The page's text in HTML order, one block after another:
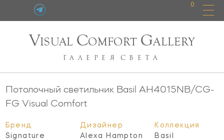
0
VISUAL COMFORT GALLERY
ГАЛЕРЕЯ СВЕТА
Потолочный светильник Basil AH4015NB/CG-
FG Visual Comfort
Бренд
Signature
Дизайнер
Alexa Hampton
Коллекция
Basil